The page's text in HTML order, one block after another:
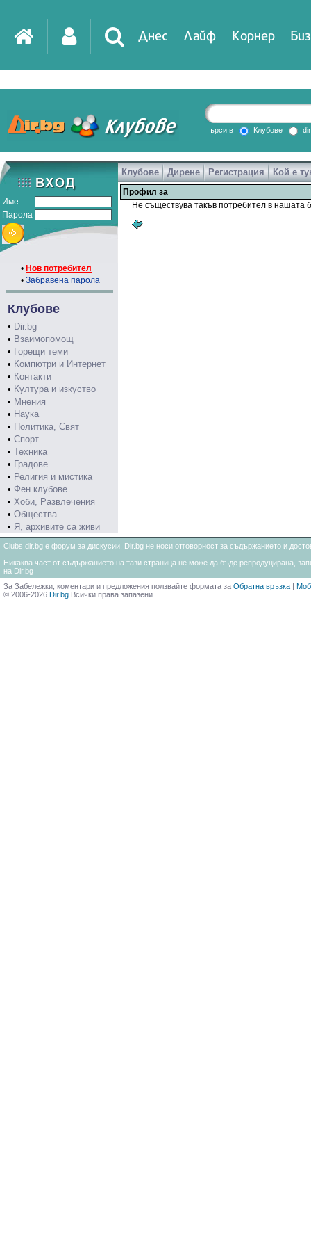
Днес Лайф Корнер
DirTV Impressio
Games
търси в Клубове
Име
Парола
• Нов потребител
• Забравена парола
Клубове
• Dir.bg
• Взаимопомощ
• Горещи теми
• Компютри и Интернет
• Контакти
• Култура и изкуство
• Мнения
• Наука
• Политика, Свят
• Спорт
• Техника
• Градове
• Религия и мистика
• Фен клубове
• Хоби, Развлечения
• Общества
• Я, архивите са живи
Клубове Дирене Регистрация Кой е
Профил за
Не съществува такъв потребител в нашата
Clubs.dir.bg е форум за дискусии. Dir.bg не носи отговорност за съдържанието и
Никаква част от съдържанието на тази страница не може да бъде репродуцирана,
на Dir.bg
За Забележки, коментари и предложения ползвайте формата за Обратна връзка |
© 2006-2026 Dir.bg Всички права запазени.